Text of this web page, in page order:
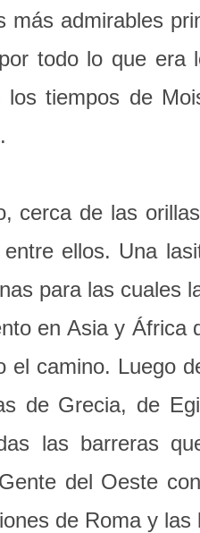
admirables
todo lo que era
tiempos de
cerca de las
ellos. Una
para las cuales
en Asia y
camino. Luego
de Grecia, de
las barreras
del Oeste
de Roma y